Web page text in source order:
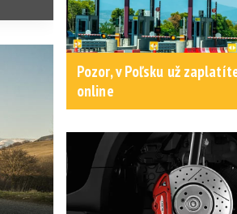
Pozor, v Poľsku už
online